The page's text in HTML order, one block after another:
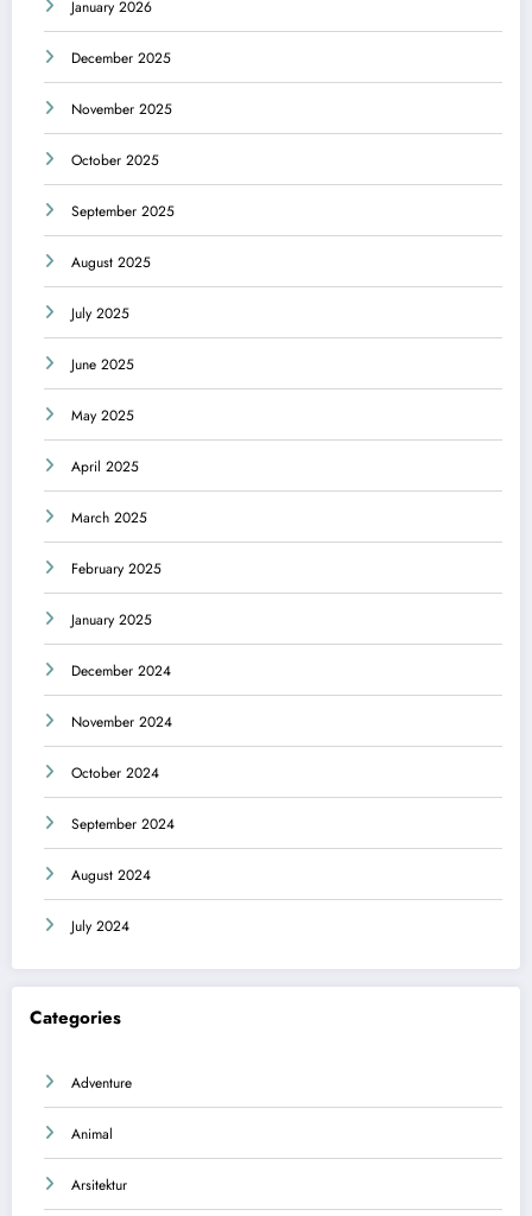
January 2026
December 2025
November 2025
October 2025
September 2025
August 2025
July 2025
June 2025
May 2025
April 2025
March 2025
February 2025
January 2025
December 2024
November 2024
October 2024
September 2024
August 2024
July 2024
Categories
Adventure
Animal
Arsitektur